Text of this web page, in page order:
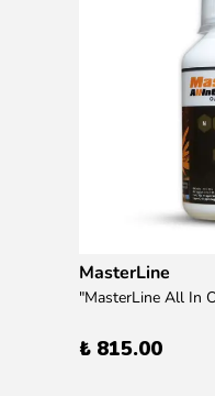
MasterLine
₺ 815.00